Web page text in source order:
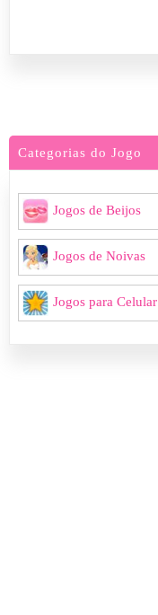
Categorias do Jogo
Jogos de Beijos
Jogos de Noivas
Jogos para Celular